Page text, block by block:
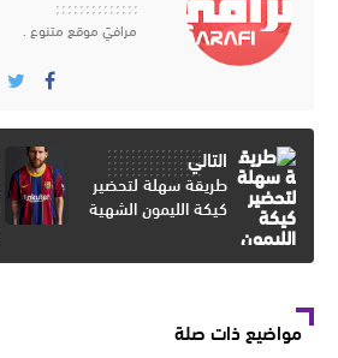
مرافيَ موقع متنوع .
التالي
طريقة سهلة لتحضير
كيكة الليمون الشهية
مواضيع ذات صلة